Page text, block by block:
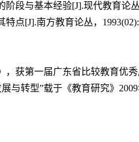
段与基本经验[J].现代教育论丛
点[J].南方教育论丛，
，获第一届广东省比较教育优
与转型”载于《教育研究》